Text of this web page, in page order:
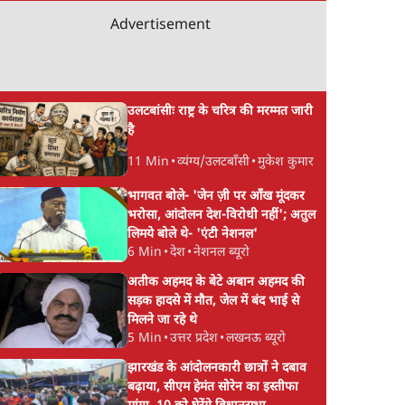
Advertisement
उलटबांसीः राष्ट्र के चरित्र की मरम्मत जारी
है
11 Min •व्यंग्य/उलटबाँसी•मुकेश कुमार
भागवत बोले- 'जेन ज़ी पर आँख मूंदकर
भरोसा, आंदोलन देश-विरोधी नहीं'; अतुल
लिमये बोले थे- 'एंटी नेशनल'
6 Min •देश•नेशनल ब्यूरो
अतीक अहमद के बेटे अबान अहमद की
सड़क हादसे में मौत, जेल में बंद भाई से
मिलने जा रहे थे
5 Min •उत्तर प्रदेश•लखनऊ ब्यूरो
झारखंड के आंदोलनकारी छात्रों ने दबाव
बढ़ाया, सीएम हेमंत सोरेन का इस्तीफा